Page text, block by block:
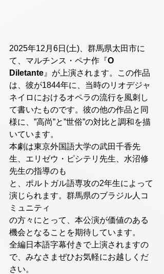
2025年12月6日(土)、群馬県太田市に
て、マルチンス・ペナ作『O
Diletante 』が上演されます。この作品
は、彼が1844年に、当時のリオデジャ
ネイロにおけるオペラの流行を風刺し
て書いたものです。彼の他の作品と同
様に、”高尚”と”世俗”の対比と調和を描
いています。
本劇は東京外国語大学の武田千香先
生、エリゼウ・ピシテリ先生、水沼修
先生の指導のも
と、ポルトガル語専攻の2年生によって
演じられます。群馬県のブラジル人コ
ミュニティ
の方々にとって、本公演が価値のある
機会となることを期待しています。
全編日本語字幕付きで上演されますの
で、みなさまぜひお気軽にお越しくだ
さい。